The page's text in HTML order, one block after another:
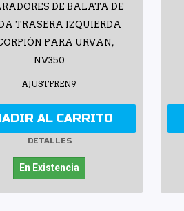
DE BALATA DE
TRASERA IZQUIERDA
PARA URVAN,
NV350
AJUSTFREN9
AL CARRITO
DETALLES
En Existencia